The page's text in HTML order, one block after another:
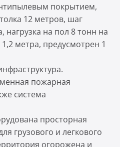
покрытием,
12 метров, шаг
нагрузка на пол 8 тонн на
метра, предусмотрен 1
пожарная
система
просторная
грузового и легкового
огорожена и